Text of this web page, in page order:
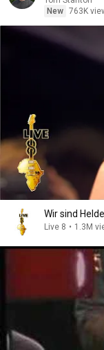
New 763K
Wir sind
Live 8 • 1.3M